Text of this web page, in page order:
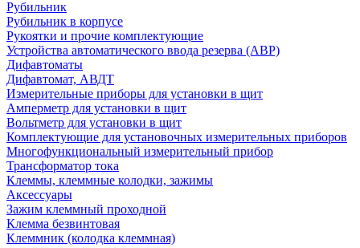
Рубильник
Рубильник в корпусе
Рукоятки и прочие комплектующие
Устройства автоматического ввода резерва (АВР)
Дифавтоматы
Дифавтомат, АВДТ
Измерительные приборы для установки в щит
Амперметр для установки в щит
Вольтметр для установки в щит
Комплектующие для установочных измерительных приборов
Многофункциональный измерительный прибор
Трансформатор тока
Клеммы, клеммные колодки, зажимы
Аксессуары
Зажим клеммный проходной
Клемма безвинтовая
Клеммник (колодка клеммная)